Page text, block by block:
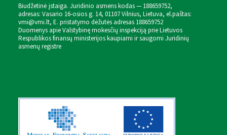
Biudžetinė įstaiga. Juridinio asmens kodas — 188659752,
adresas: Vasario 16-osios g. 14, 01107 Vilnius, Lietuva, el.paštas:
vmi@vmi.lt, E. pristatymo dėžutės adresas 188659752
Duomenys apie Valstybinę mokesčių inspekciją prie Lietuvos
Respublikos finansų ministerijos kaupiami ir saugomi Juridinių
asmenų registre